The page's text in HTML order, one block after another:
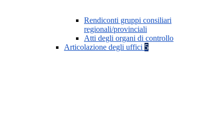
Rendiconti gruppi consiliari
regionali/provinciali
Atti degli organi di controllo
Articolazione degli uffici 5